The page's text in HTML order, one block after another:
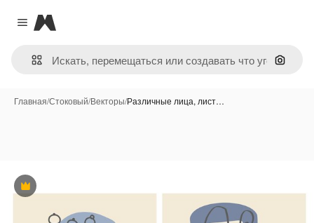
Close menu
Magnific
Поиск
Главная/Стоковый/Векторы/Различные лица, лист…
Премиум